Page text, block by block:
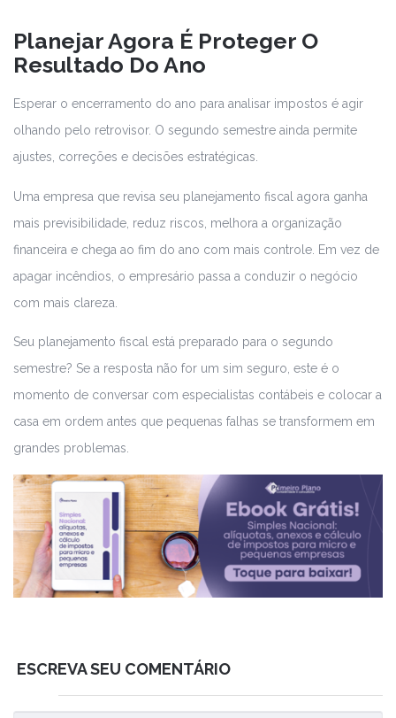
Planejar Agora É Proteger O
Resultado Do Ano
Esperar o encerramento do ano para analisar impostos é agir
olhando pelo retrovisor. O segundo semestre ainda permite
ajustes, correções e decisões estratégicas.
Uma empresa que revisa seu planejamento fiscal agora ganha
mais previsibilidade, reduz riscos, melhora a organização
financeira e chega ao fim do ano com mais controle. Em vez de
apagar incêndios, o empresário passa a conduzir o negócio
com mais clareza.
Seu planejamento fiscal está preparado para o segundo
semestre? Se a resposta não for um sim seguro, este é o
momento de conversar com especialistas contábeis e colocar a
casa em ordem antes que pequenas falhas se transformem em
grandes problemas.
ESCREVA SEU COMENTÁRIO